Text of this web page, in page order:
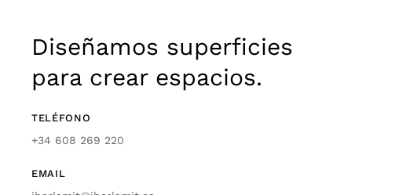
Diseñamos superficies
para crear espacios.
TELÉFONO
+34 608 269 220
EMAIL